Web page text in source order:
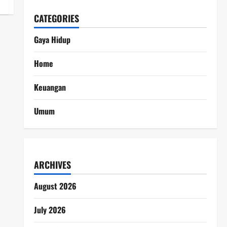
CATEGORIES
Gaya Hidup
Home
Keuangan
Umum
ARCHIVES
August 2026
July 2026